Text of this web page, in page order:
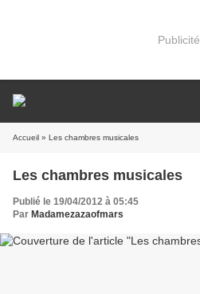
Publicité
Accueil » Les chambres musicales
Les chambres musicales
Publié le 19/04/2012 à 05:45
Par Madamezazaofmars